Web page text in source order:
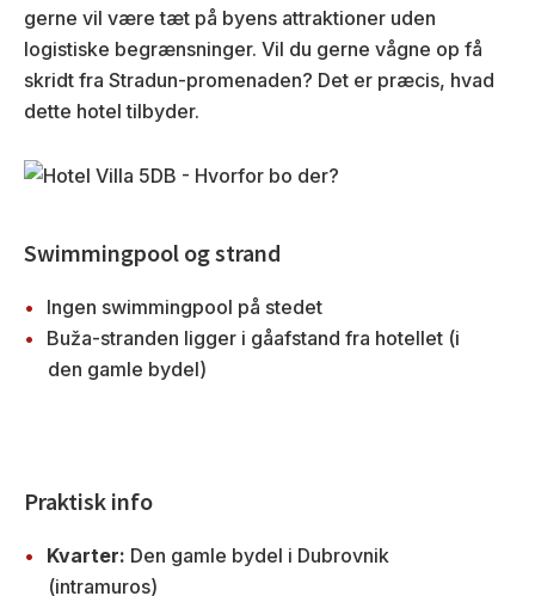
gerne vil være tæt på byens attraktioner uden
logistiske begrænsninger. Vil du gerne vågne op få
skridt fra Stradun-promenaden? Det er præcis, hvad
dette hotel tilbyder.
Swimmingpool og strand
Ingen swimmingpool på stedet
Buža-stranden ligger i gåafstand fra hotellet (i
den gamle bydel)
Praktisk info
Kvarter: Den gamle bydel i Dubrovnik
(intramuros)